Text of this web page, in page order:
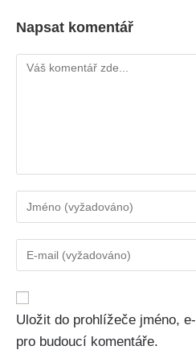
Napsat komentář
Uložit do prohlížeče jméno,
pro budoucí komentáře.